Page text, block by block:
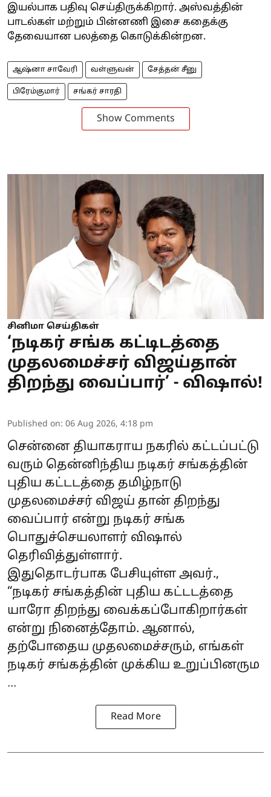
இயல்பாக பதிவு செய்திருக்கிறார். அஸ்வத்தின்
பாடல்கள் மற்றும் பின்னணி இசை கதைக்கு
தேவையான பலத்தை கொடுக்கின்றன.
ஆஷ்னா சாவேரி வள்ளுவன் சேத்தன் சீனு
பிரேம்குமார் சங்கர் சாரதி
Show Comments
சினிமா செய்திகள்
‘நடிகர் சங்க கட்டிடத்தை
முதலமைச்சர் விஜய்தான்
திறந்து வைப்பார்’ - விஷால்!
Published on: 06 Aug 2026, 4:18 pm
சென்னை தியாகராய நகரில் கட்டப்பட்டு
வரும் தென்னிந்திய நடிகர் சங்கத்தின்
புதிய கட்டடத்தை தமிழ்நாடு
முதலமைச்சர் விஜய் தான் திறந்து
வைப்பார் என்று நடிகர் சங்க
பொதுச்செயலாளர் விஷால்
தெரிவித்துள்ளார்.
இதுதொடர்பாக பேசியுள்ள அவர்.,
“நடிகர் சங்கத்தின் புதிய கட்டடத்தை
யாரோ திறந்து வைக்கப்போகிறார்கள்
என்று நினைத்தோம். ஆனால்,
தற்போதைய முதலமைச்சரும், எங்கள்
நடிகர் சங்கத்தின் முக்கிய உறுப்பினரும
...
Read More